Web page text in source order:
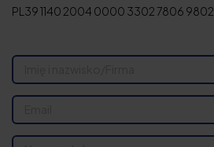
PL39 1140 2004 0000 3302 7806 9802